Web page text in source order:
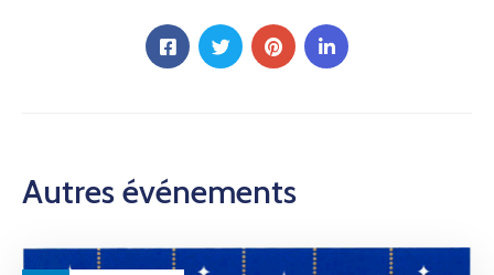
Autres événements